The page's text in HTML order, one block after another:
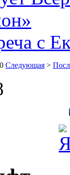
с
Следующая >